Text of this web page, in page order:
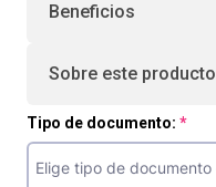
Beneficios
Sobre este producto
Tipo de documento: